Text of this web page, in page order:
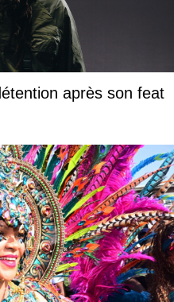
après son feat